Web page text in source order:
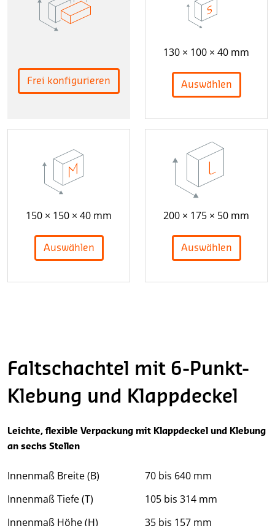
Frei konfigurieren
130 × 100 × 40 mm
Auswählen
150 × 150 × 40 mm
Auswählen
200 × 175 × 50 mm
Auswählen
Faltschachtel mit 6-Punkt-
Klebung und Klappdeckel
Leichte, flexible Verpackung mit Klappdeckel und Klebung
an sechs Stellen
Innenmaß Breite (B)
70 bis 640 mm
Innenmaß Tiefe (T)
105 bis 314 mm
Innenmaß Höhe (H)
35 bis 157 mm